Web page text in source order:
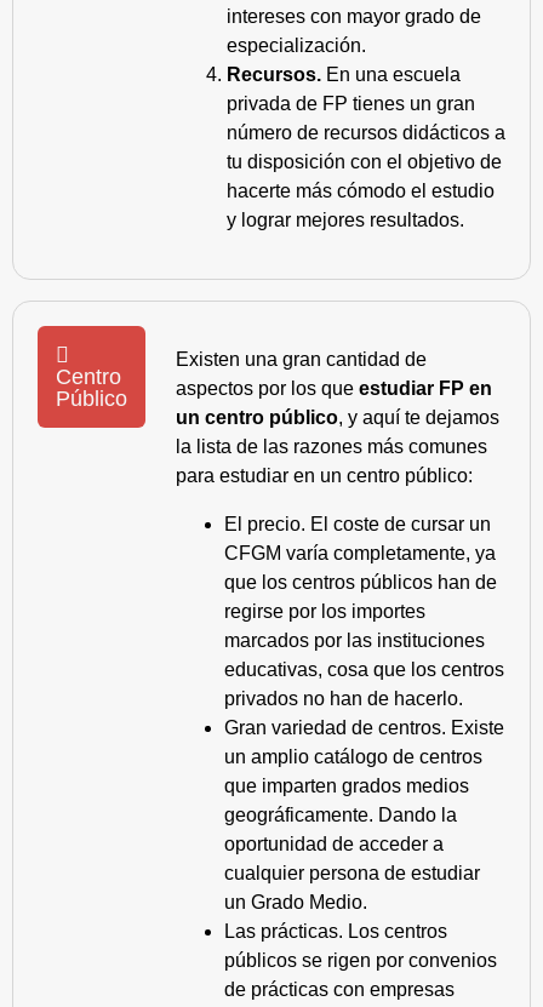
intereses con mayor grado de
especialización.
Recursos. En una escuela
privada de FP tienes un gran
número de recursos didácticos a
tu disposición con el objetivo de
hacerte más cómodo el estudio
y lograr mejores resultados.
Centro
Público
Existen una gran cantidad de
aspectos por los que estudiar FP en
un centro público, y aquí te dejamos
la lista de las razones más comunes
para estudiar en un centro público:
El precio. El coste de cursar un
CFGM varía completamente, ya
que los centros públicos han de
regirse por los importes
marcados por las instituciones
educativas, cosa que los centros
privados no han de hacerlo.
Gran variedad de centros. Existe
un amplio catálogo de centros
que imparten grados medios
geográficamente. Dando la
oportunidad de acceder a
cualquier persona de estudiar
un Grado Medio.
Las prácticas. Los centros
públicos se rigen por convenios
de prácticas con empresas